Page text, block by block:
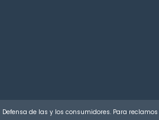
Defensa de las y los consumidores. Para reclamos